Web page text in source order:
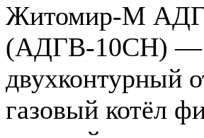
Житомир-М
(АДГВ-10СН) —
двухконтурный
газовый котёл